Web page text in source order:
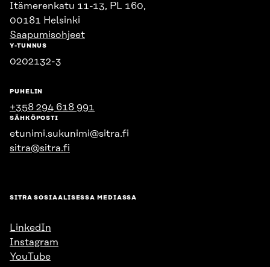
Itämerenkatu 11-13, PL 160,
00181 Helsinki
Saapumisohjeet
Y-TUNNUS
0202132-3
PUHELIN
+358 294 618 991
SÄHKÖPOSTI
etunimi.sukunimi@sitra.fi
sitra@sitra.fi
SITRA SOSIAALISESSA MEDIASSA
LinkedIn
Instagram
YouTube